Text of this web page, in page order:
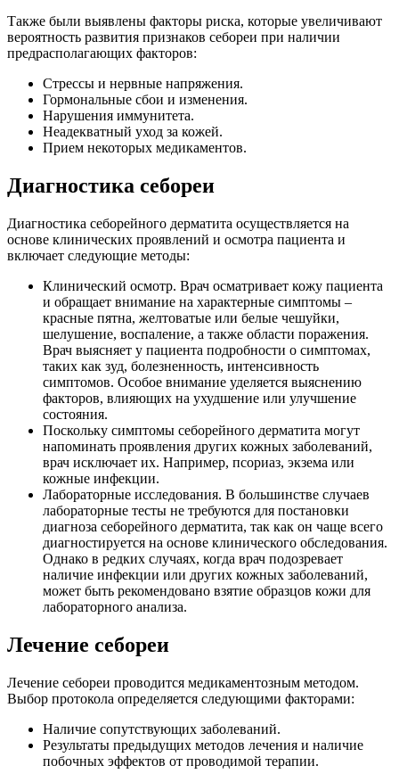
Также были выявлены факторы риска, которые увеличивают
вероятность развития признаков себореи при наличии
предрасполагающих факторов:
Стрессы и нервные напряжения.
Гормональные сбои и изменения.
Нарушения иммунитета.
Неадекватный уход за кожей.
Прием некоторых медикаментов.
Диагностика себореи
Диагностика себорейного дерматита осуществляется на
основе клинических проявлений и осмотра пациента и
включает следующие методы:
Клинический осмотр. Врач осматривает кожу пациента
и обращает внимание на характерные симптомы –
красные пятна, желтоватые или белые чешуйки,
шелушение, воспаление, а также области поражения.
Врач выясняет у пациента подробности о симптомах,
таких как зуд, болезненность, интенсивность
симптомов. Особое внимание уделяется выяснению
факторов, влияющих на ухудшение или улучшение
состояния.
Поскольку симптомы себорейного дерматита могут
напоминать проявления других кожных заболеваний,
врач исключает их. Например, псориаз, экзема или
кожные инфекции.
Лабораторные исследования. В большинстве случаев
лабораторные тесты не требуются для постановки
диагноза себорейного дерматита, так как он чаще всего
диагностируется на основе клинического обследования.
Однако в редких случаях, когда врач подозревает
наличие инфекции или других кожных заболеваний,
может быть рекомендовано взятие образцов кожи для
лабораторного анализа.
Лечение себореи
Лечение себореи проводится медикаментозным методом.
Выбор протокола определяется следующими факторами:
Наличие сопутствующих заболеваний.
Результаты предыдущих методов лечения и наличие
побочных эффектов от проводимой терапии.